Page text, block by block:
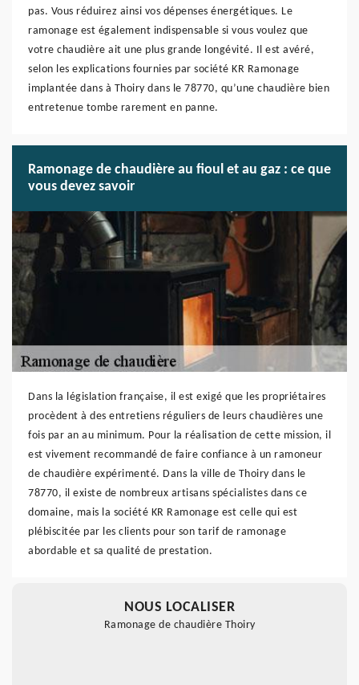
pas. Vous réduirez ainsi vos dépenses énergétiques. Le
ramonage est également indispensable si vous voulez que
votre chaudière ait une plus grande longévité. Il est avéré,
selon les explications fournies par société KR Ramonage
implantée dans à Thoiry dans le 78770, qu’une chaudière bien
entretenue tombe rarement en panne.
Ramonage de chaudière au fioul et au gaz : ce que
vous devez savoir
Dans la législation française, il est exigé que les propriétaires
procèdent à des entretiens réguliers de leurs chaudières une
fois par an au minimum. Pour la réalisation de cette mission, il
est vivement recommandé de faire confiance à un ramoneur
de chaudière expérimenté. Dans la ville de Thoiry dans le
78770, il existe de nombreux artisans spécialistes dans ce
domaine, mais la société KR Ramonage est celle qui est
plébiscitée par les clients pour son tarif de ramonage
abordable et sa qualité de prestation.
NOUS LOCALISER
Ramonage de chaudière Thoiry